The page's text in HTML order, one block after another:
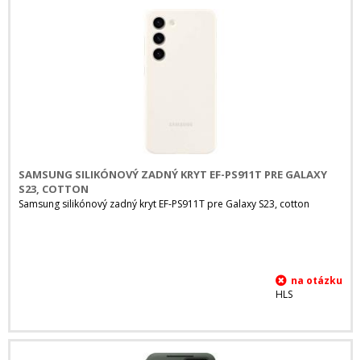
SAMSUNG SILIKÓNOVÝ ZADNÝ KRYT EF-PS911T PRE GALAXY
S23, COTTON
Samsung silikónový zadný kryt EF-PS911T pre Galaxy S23, cotton
HLS